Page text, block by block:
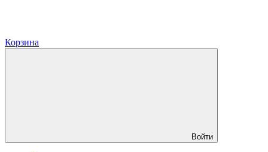
Корзина
Войти